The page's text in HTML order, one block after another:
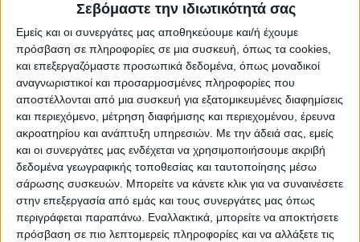
Σεβόμαστε την ιδιωτικότητά σας
Εμείς και οι συνεργάτες μας αποθηκεύουμε και/ή έχουμε
πρόσβαση σε πληροφορίες σε μια συσκευή, όπως τα cookies,
και επεξεργαζόμαστε προσωπικά δεδομένα, όπως μοναδικοί
αναγνωριστικοί και προσαρμοσμένες πληροφορίες που
αποστέλλονται από μια συσκευή για εξατομικευμένες διαφημίσεις
και περιεχόμενο, μέτρηση διαφήμισης και περιεχομένου, έρευνα
ακροατηρίου και ανάπτυξη υπηρεσιών. Με την άδειά σας, εμείς
και οι συνεργάτες μας ενδέχεται να χρησιμοποιήσουμε ακριβή
δεδομένα γεωγραφικής τοποθεσίας και ταυτοποίησης μέσω
σάρωσης συσκευών. Μπορείτε να κάνετε κλικ για να συναινέσετε
στην επεξεργασία από εμάς και τους συνεργάτες μας όπως
περιγράφεται παραπάνω. Εναλλακτικά, μπορείτε να αποκτήσετε
πρόσβαση σε πιο λεπτομερείς πληροφορίες και να αλλάξετε τις
Ακολούθησε την εφημερίδα ΝΕΟΣ
ΑΓΩΝ στο Google News!
Όλες οι εξελίξεις στην περιοχή της
Καρδίτσας και ευρύτερα της Θεσσαλίας
ΠΡΟΗΓΟΥΜΕΝΟ ΑΡΘΡΟ
Εκδήλωση για τα αρπακτικά
πουλιά της Κάρλας -
Καλημέρα Θεσσαλία 20 4 2023
ΕΠΟΜΕΝΟ ΑΡΘΡΟ
Κύμα ακραίου καύσωνα
πλήττει Μπανγκλαντές, Ινδία
και Ταϊλάνδη